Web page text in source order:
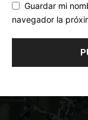
Guardar mi
navegador la